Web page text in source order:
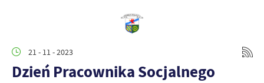
21 - 11 - 2023
Dzień Pracownika Socjalnego